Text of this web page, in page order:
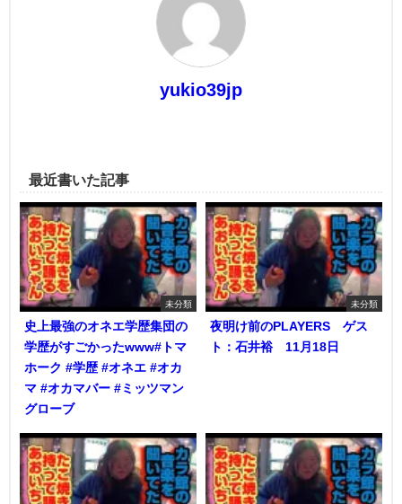
yukio39jp
最近書いた記事
未分類
史上最強のオネエ学歴集団の
学歴がすごかったwww#トマ
ホーク #学歴 #オネエ #オカ
マ #オカマバー #ミッツマン
グローブ
未分類
夜明け前のPLAYERS ゲス
ト：石井裕 11月18日